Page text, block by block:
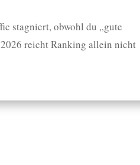
stagniert, obwohl du „gute
reicht Ranking allein nicht